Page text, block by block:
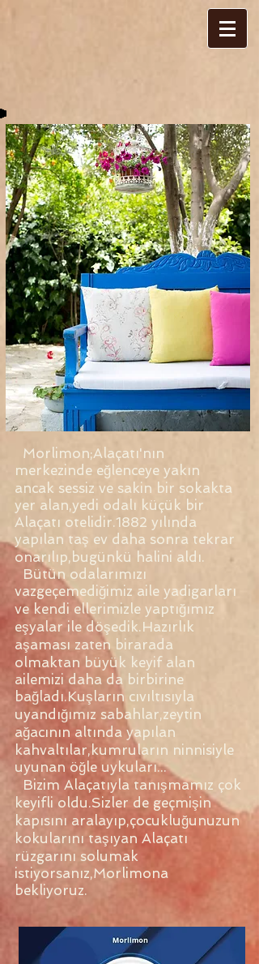
Morlimon;Alaçatı'nın
merkezinde eğlenceye yakın
ancak sessiz ve sakin bir sokakta
yer alan,yedi odalı küçük bir
Alaçatı otelidir.1882 yılında
yapılan taş ev daha sonra tekrar
onarılıp,bugünkü halini aldı.
Bütün odalarımızı
vazgeçemediğimiz aile yadigarları
ve kendi ellerimizle yaptığımız
eşyalar ile döşedik.Hazırlık
aşaması zaten birarada
olmaktan büyük keyif alan
ailemizi daha da birbirine
bağladı.Kuşların cıvıltısıyla
uyandığımız sabahlar,zeytin
ağacının altında yapılan
kahvaltılar,kumruların ninnisiyle
uyunan öğle uykuları...
Bizim Alaçatıyla tanışmamız çok
keyifli oldu.Sizler de geçmişin
kapısını aralayıp,çocukluğunuzun
kokularını taşıyan Alaçatı
rüzgarını solumak
istiyorsanız,Morlimona
bekliyoruz.